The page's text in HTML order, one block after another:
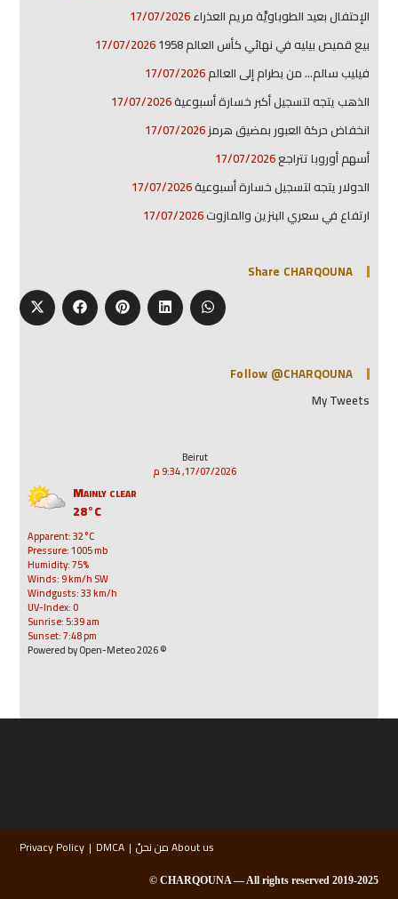
الإحتفال بعيد الطوباويَّة مريم العذراء17/07/2026
بيع قميص بيليه في نهائي كأس العالم 1958
17/07/2026
فيليب سالم… من بطرام إلى العالم17/07/2026
الذهب يتجه لتسجيل أكبر خسارة أسبوعية17/07/2026
انخفاض حركة العبور بمضيق هرمز17/07/2026
أسهم أوروبا تتراجع17/07/2026
الدولار يتجه لتسجيل خسارة أسبوعية17/07/2026
ارتفاع في سعري البنزين والمازوت17/07/2026
Share CHARQOUNA
Follow @CHARQOUNA
My Tweets
Beirut
17/07/2026, 9:34 م
Mainly clear
28°C
Apparent: 32°C
Pressure: 1005 mb
Humidity: 75%
Winds: 9 km/h SW
Windgusts: 33 km/h
UV-Index: 0
Sunrise: 5:39 am
Sunset: 7:48 pm
© 2026 Powered by Open-Meteo
About us من نحنُ DMCA
Privacy Policy
2019-2025 CHARQOUNA — All rights reserved ©